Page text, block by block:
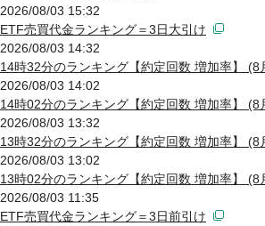
2026/08/03 15:32
ETF売買代金ランキング＝3日大引け
2026/08/03 14:32
14時32分のランキング【約定回数 増加率】 (8
2026/08/03 14:02
14時02分のランキング【約定回数 増加率】 (8
2026/08/03 13:32
13時32分のランキング【約定回数 増加率】 (8
2026/08/03 13:02
13時02分のランキング【約定回数 増加率】 (8
2026/08/03 11:35
ETF売買代金ランキング＝3日前引け